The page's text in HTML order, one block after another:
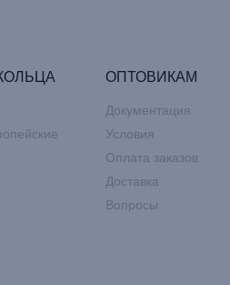
ОПТОВИКАМ
Документация
Условия
Оплата заказов
Доставка
Вопросы